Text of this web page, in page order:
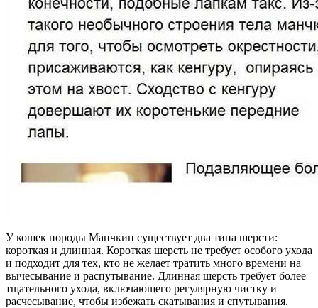
У кошек породы Манчкин существует два типа шерсти:
короткая и длинная. Короткая шерсть не требует особого ухода
и подходит для тех, кто не желает тратить много времени на
вычесывание и распутывание. Длинная шерсть требует более
тщательного ухода, включающего регулярную чистку и
расчесывание, чтобы избежать скатывания и спутывания.